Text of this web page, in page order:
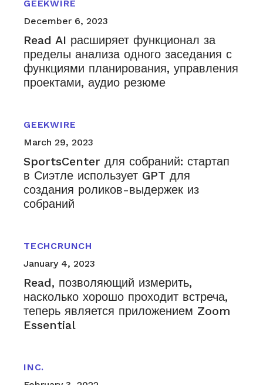
GEEKWIRE
December 6, 2023
Read AI расширяет функционал за
пределы анализа одного заседания с
функциями планирования, управления
проектами, аудио резюме
GEEKWIRE
March 29, 2023
SportsCenter для собраний: стартап
в Сиэтле использует GPT для
создания роликов-выдержек из
собраний
TECHCRUNCH
January 4, 2023
Read, позволяющий измерить,
насколько хорошо проходит встреча,
теперь является приложением Zoom
Essential
INC.